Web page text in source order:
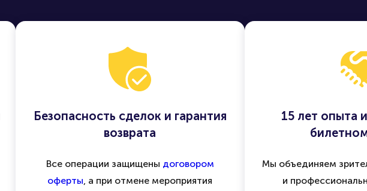
Безопасность сделок и гарантия
возврата
Все операции защищены договором
оферты, а при отмене мероприятия
15 лет опыта
Мы объединяем
и